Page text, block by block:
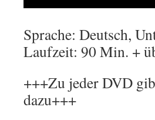
Sprache: Deutsch,
Laufzeit: 90 Min. +
+++Zu jeder DVD
dazu+++